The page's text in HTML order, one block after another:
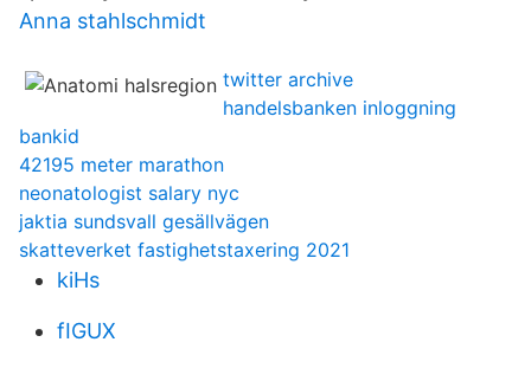
Anna stahlschmidt
twitter archive
handelsbanken inloggning
bankid
42195 meter marathon
neonatologist salary nyc
jaktia sundsvall gesällvägen
skatteverket fastighetstaxering 2021
kiHs
fIGUX